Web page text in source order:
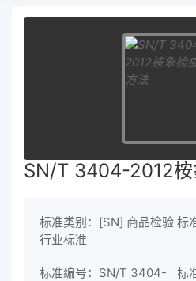
SN/T 3404-2012桉
标准类别：[SN] 商品检验
行业标准
标
标准编号：SN/T 3404-
标